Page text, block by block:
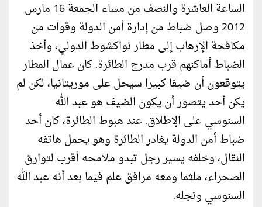
الساعة العاشرة والنصف من مساء الجمعة 16 مارس
2012 وصل ضباط من إدارة أمن الدولة وقوات من
مكافحة الإرهاب إلى مطار نواكشوط الدولي، وأخذ
الضباط أماكنهم قرب مدرج الطائرة. كان عمال المطار
يتوقعون أن ضيفا كبيرا سيحل على موريتانيا، لكن لم
يكن أحد يتصور أن يكون الضيف هو عبد الله
السنوسي على الإطلاق. عند هبوط الطائرة، كان أحد
ضباط أمن الدولة يغادر الطائرة وهو يحمل هاتفه
النقال، وخلفه يسير رجل تبدو ملامحه أقرب لتوارق
الصحراء، ملثما ومعه مرافق علم فيما بعد أنه عبد الله
السنوسي ونجله.